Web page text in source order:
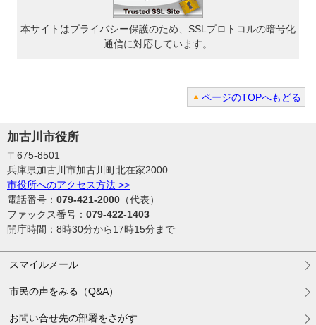
本サイトはプライバシー保護のため、SSLプロトコルの暗号化
通信に対応しています。
ページのTOPへもどる
加古川市役所
〒675-8501
兵庫県加古川市加古川町北在家2000
市役所へのアクセス方法 >>
電話番号： 079-421-2000 （代表）
ファックス番号： 079-422-1403
開庁時間：8時30分から17時15分まで
スマイルメール
市民の声をみる（Q&A）
お問い合せ先の部署をさがす